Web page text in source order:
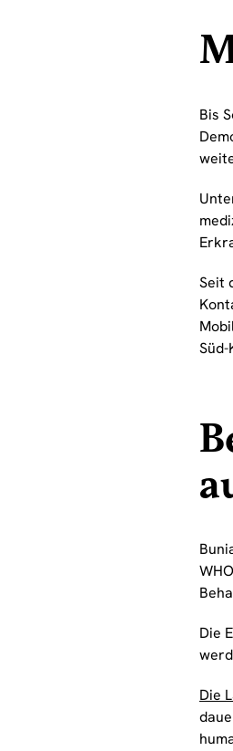
Bis
Seit
Die
Die